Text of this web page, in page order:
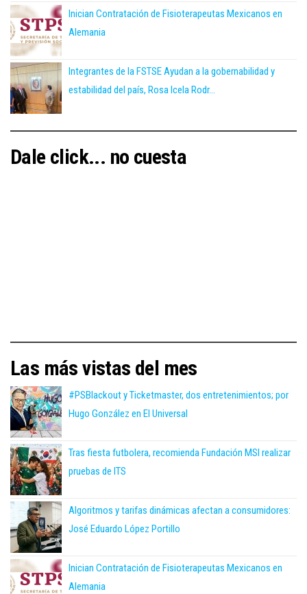
Inician Contratación de Fisioterapeutas Mexicanos en
Alemania
Integrantes de la FSTSE Ayudan a la gobernabilidad y
estabilidad del país, Rosa Icela Rodr...
Dale click... no cuesta
Las más vistas del mes
#PSBlackout y Ticketmaster, dos entretenimientos; por
Hugo González en El Universal
Tras fiesta futbolera, recomienda Fundación MSI realizar
pruebas de ITS
Algoritmos y tarifas dinámicas afectan a consumidores:
José Eduardo López Portillo
Inician Contratación de Fisioterapeutas Mexicanos en
Alemania